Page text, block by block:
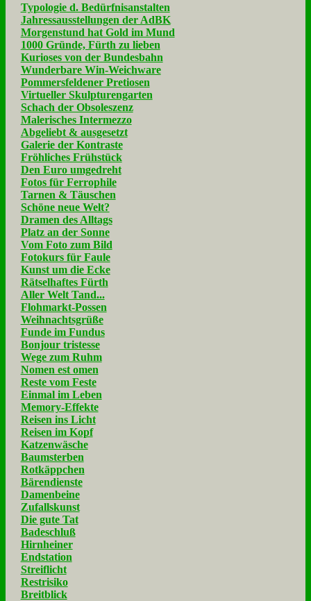
Typologie d. Bedürfnisanstalten
Jahressausstellungen der AdBK
Morgenstund hat Gold im Mund
1000 Gründe, Fürth zu lieben
Kurioses von der Bundesbahn
Wunderbare Win-Weichware
Pommersfeldener Pretiosen
Virtueller Skulpturengarten
Schach der Obsoleszenz
Malerisches Intermezzo
Abgeliebt & ausgesetzt
Galerie der Kontraste
Fröhliches Frühstück
Den Euro umgedreht
Fotos für Ferrophile
Tarnen & Täuschen
Schöne neue Welt?
Dramen des Alltags
Platz an der Sonne
Vom Foto zum Bild
Fotokurs für Faule
Kunst um die Ecke
Rätselhaftes Fürth
Aller Welt Tand...
Flohmarkt-Possen
Weihnachtsgrüße
Funde im Fundus
Bonjour tristesse
Wege zum Ruhm
Nomen est omen
Reste vom Feste
Einmal im Leben
Memory-Effekte
Reisen ins Licht
Reisen im Kopf
Katzenwäsche
Baumsterben
Rotkäppchen
Bärendienste
Damenbeine
Zufallskunst
Die gute Tat
Badeschluß
Hirnheiner
Endstation
Streiflicht
Restrisiko
Breitblick